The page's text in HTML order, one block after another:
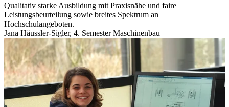
Qualitativ starke Ausbildung mit Praxisnähe und faire
Leistungsbeurteilung sowie breites Spektrum an
Hochschulangeboten.
Jana Häussler-Sigler, 4. Semester Maschinenbau